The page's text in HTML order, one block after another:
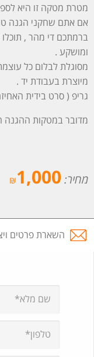
מטרת מטקה זו היא
אם אתם שחקני הגנה
ברמתכם די מהר ,
ומושקע .
מסוגלת לבלום כל
מיוצרת בעבודת יד .
גריפ ( סרט בידית
מדובר במטקות ההגנה
מחיר: 1,000
₪
השארת פרטים